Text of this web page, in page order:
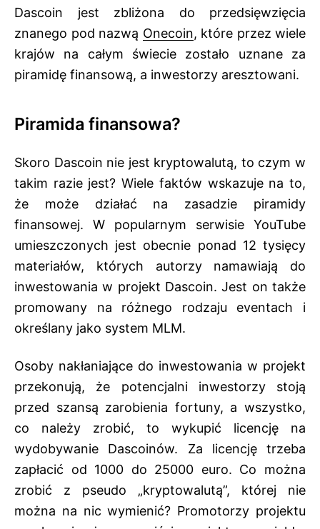
Dascoin jest zbliżona do przedsięwzięcia
znanego pod nazwą Onecoin, które przez wiele
krajów na całym świecie zostało uznane za
piramidę finansową, a inwestorzy aresztowani.
Piramida finansowa?
Skoro Dascoin nie jest kryptowalutą, to czym w
takim razie jest? Wiele faktów wskazuje na to,
że może działać na zasadzie piramidy
finansowej. W popularnym serwisie YouTube
umieszczonych jest obecnie ponad 12 tysięcy
materiałów, których autorzy namawiają do
inwestowania w projekt Dascoin. Jest on także
promowany na różnego rodzaju eventach i
określany jako system MLM.
Osoby nakłaniające do inwestowania w projekt
przekonują, że potencjalni inwestorzy stoją
przed szansą zarobienia fortuny, a wszystko,
co należy zrobić, to wykupić licencję na
wydobywanie Dascoinów. Za licencję trzeba
zapłacić od 1000 do 25000 euro. Co można
zrobić z pseudo „kryptowalutą”, której nie
można na nic wymienić? Promotorzy projektu